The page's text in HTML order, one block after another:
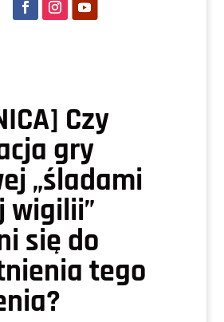
Czy
gry
„śladami
wigilii”
się do
tego